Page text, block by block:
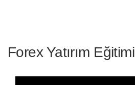
Forex Yatırım Eğitimi